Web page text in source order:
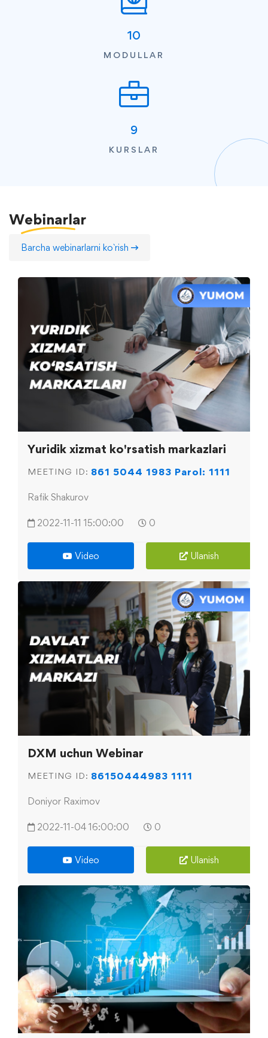
10
MODULLAR
9
KURSLAR
Webinarlar
Barcha webinarlarni ko`rish
Yuridik xizmat ko'rsatish markazlari
MEETING ID: 861 5044 1983 Parol: 1111
Rafik Shakurov
2022-11-11 15:00:00 0
Video Ulanish
DXM uchun Webinar
MEETING ID: 86150444983 1111
Doniyor Raximov
2022-11-04 16:00:00 0
Video Ulanish